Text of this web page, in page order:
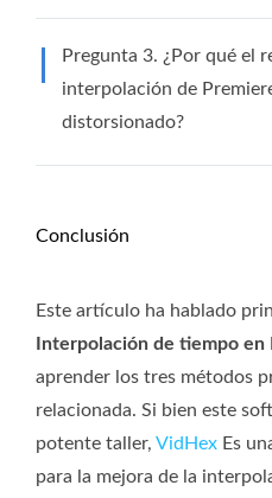
Pregunta 3. ¿Por qué el
interpolación de
distorsionado?
Conclusión
Este artículo ha hablado
Interpolación de tiempo en
aprender los tres métodos
relacionada. Si bien este
potente taller, VidHex Es
para la mejora de la